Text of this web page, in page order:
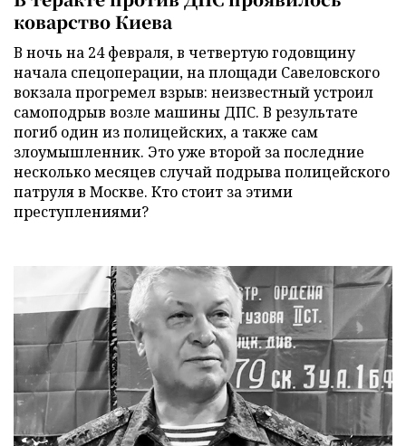
коварство Киева
В ночь на 24 февраля, в четвертую годовщину
начала спецоперации, на площади Савеловского
вокзала прогремел взрыв: неизвестный устроил
самоподрыв возле машины ДПС. В результате
погиб один из полицейских, а также сам
злоумышленник. Это уже второй за последние
несколько месяцев случай подрыва полицейского
патруля в Москве. Кто стоит за этими
преступлениями?